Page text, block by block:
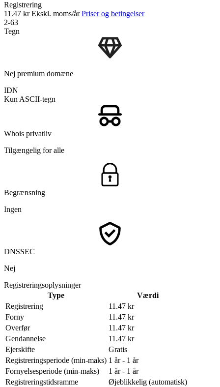
Registrering
11.47 krEkskl. moms/årPriser og betingelser
2-63
Tegn
Nej premium domæne
IDN
Kun ASCII-tegn
Whois privatliv
Tilgængelig for alle
Begrænsning
Ingen
DNSSEC
Nej
Registreringsoplysninger
Type
Værdi
Registrering
11.47 kr
Forny
11.47 kr
Overfør
11.47 kr
Gendannelse
11.47 kr
Ejerskifte
Gratis
Registreringsperiode (min-maks) 1 år - 1 år
Fornyelsesperiode (min-maks)
1 år - 1 år
Registreringstidsramme
Øjeblikkelig (automatisk)